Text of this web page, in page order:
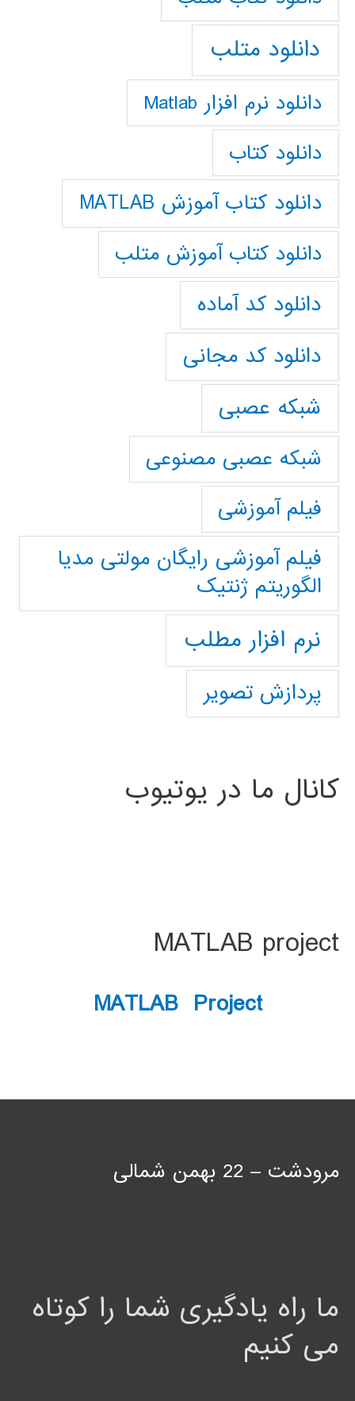
دانلود متلب
دانلود نرم افزار Matlab
دانلود کتاب
دانلود کتاب آموزش MATLAB
دانلود کتاب آموزش متلب
دانلود کد آماده
دانلود کد مجانی
شبکه عصبی
شبکه عصبی مصنوعی
فیلم آموزشی
فیلم آموزشی رایگان مولتی مدیا
الگوریتم ژنتیک
نرم افزار مطلب
پردازش تصویر
کانال ما در یوتیوب
MATLAB project
MATLAB Project
مرودشت – 22 بهمن شمالی
ما راه یادگیری شما را کوتاه
می کنیم